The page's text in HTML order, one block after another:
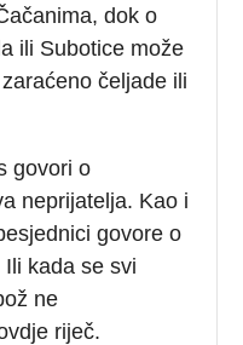
dok o
ili Subotice može
čeljade ili
govori o
neprijatelja. Kao i
govore o
kada se svi
ne
riječ.